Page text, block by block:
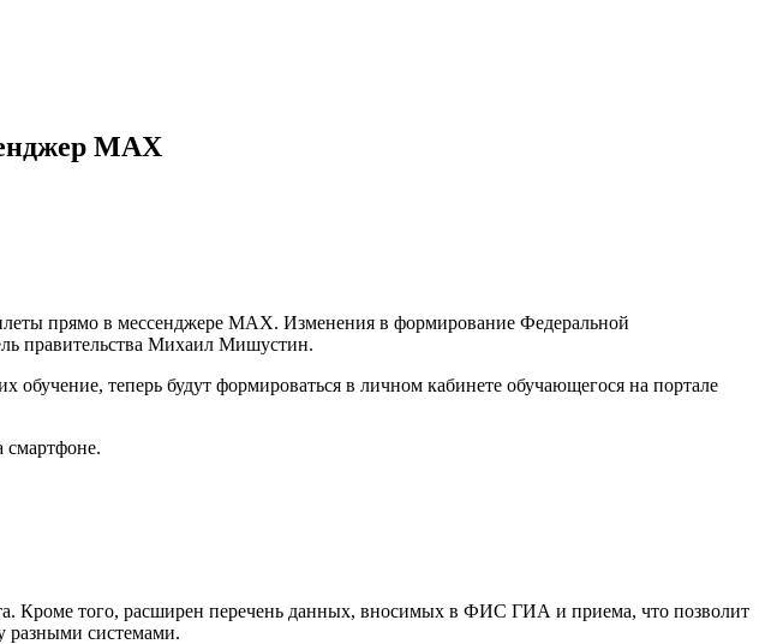
MAX
прямо в мессенджере MAX. Изменения в формирование Федеральной
правительства Михаил Мишустин.
теперь будут формироваться в личном кабинете обучающегося на портале
смартфоне.
Кроме того, расширен перечень данных, вносимых в ФИС ГИА и приема, что позволит
разными системами.